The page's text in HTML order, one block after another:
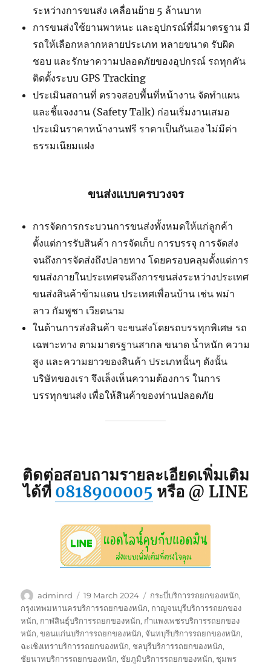
ระหว่างการขนส่ง เคลื่อนย้าย 5 ล้านบาท
การขนส่งใช้ยานพาหนะ และอุปกรณ์ที่มีมาตรฐาน มี
รถให้เลือกหลากหลายประเภท หลายขนาด รับผิด
ชอบ และรักษาความปลอดภัยของอุปกรณ์ รถทุกคัน
ติดตั้งระบบ GPS Tracking
ประเมินสถานที่ ตรวจสอบพื้นที่หน้างาน จัดทำแผน
และชี้แจงงาน (Safety Talk) ก่อนเริ่มงานเสมอ
ประเมินราคาหน้างานฟรี ราคาเป็นกันเอง ไม่มีค่า
ธรรมเนียมแฝง
ขนส่งแบบครบวงจร
การจัดการกระบวนการขนส่งทั้งหมดให้แก่ลูกค้า
ตั้งแต่การรับสินค้า การจัดเก็บ การบรรจุ การจัดส่ง
จนถึงการจัดส่งถึงปลายทาง โดยครอบคลุมตั้งแต่การ
ขนส่งภายในประเทศจนถึงการขนส่งระหว่างประเทศ
ขนส่งสินค้าข้ามแดน ประเทศเพื่อนบ้าน เช่น พม่า
ลาว กัมพูชา เวียดนาม
ในด้านการส่งสินค้า จะขนส่งโดยรถบรรทุกพิเศษ รถ
เฉพาะทาง ตามมาตรฐานสากล ขนาด น้ำหนัก ความ
สูง และความยาวของสินค้า ประเภทนั้นๆ ดังนั้น
บริษัทของเรา จึงเล็งเห็นความต้องการ ในการ
บรรทุกขนส่ง เพื่อให้สินค้าของท่านปลอดภัย
ติดต่อสอบถามรายละเอียดเพิ่มเติม
ได้ที่ 0818900005 หรือ @ LINE
Author
adminrd
Posted
on
19 March 2024 Tags
กระบี่บริการรถยกของหนัก,
กรุงเทพมหานครบริการรถยกของหนัก, กาญจนบุรีบริการรถยกของ
หนัก, กาฬสินธุ์บริการรถยกของหนัก, กำแพงเพชรบริการรถยกของ
หนัก,ขอนแก่นบริการรถยกของหนัก, จันทบุรีบริการรถยกของหนัก,
ฉะเชิงเทราบริการรถยกของหนัก, ชลบุรีบริการรถยกของหนัก,
ชัยนาทบริการรถยกของหนัก, ชัยภูมิบริการรถยกของหนัก, ชุมพร